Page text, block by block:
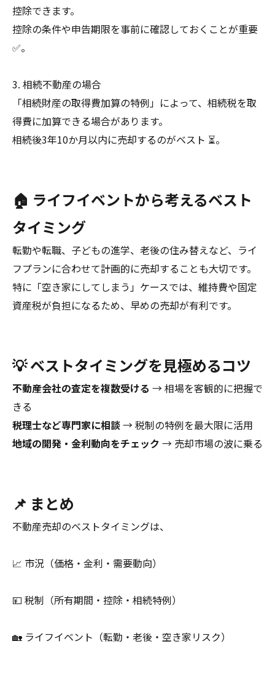
控除できます。
控除の条件や申告期限を事前に確認しておくことが重要
✅。
3. 相続不動産の場合
「相続財産の取得費加算の特例」によって、相続税を取
得費に加算できる場合があります。
相続後3年10か月以内に売却するのがベスト ⏳。
🏠 ライフイベントから考えるベスト
タイミング
転勤や転職、子どもの進学、老後の住み替えなど、ライ
フプランに合わせて計画的に売却することも大切です。
特に「空き家にしてしまう」ケースでは、維持費や固定
資産税が負担になるため、早めの売却が有利です。
💡 ベストタイミングを見極めるコツ
不動産会社の査定を複数受ける → 相場を客観的に把握で
きる
税理士など専門家に相談→ 税制の特例を最大限に活用
地域の開発・金利動向をチェック → 売却市場の波に乗る
📌 まとめ
不動産売却のベストタイミングは、
📈 市況（価格・金利・需要動向）
💴 税制（所有期間・控除・相続特例）
🏡 ライフイベント（転勤・老後・空き家リスク）